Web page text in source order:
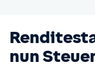
nun